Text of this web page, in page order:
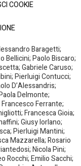
COOKIE
Baragetti;
Bellicini; Paolo Biscaro;
Gabriele Caruso;
Pierluigi Contucci;
D’Alessandris;
Delmonte;
Ferrante;
Francesca Gioia;
Giusy Iorlano;
Pierluigi Mantini;
Mazzarella; Rosario
Nicola Pini;
Rocchi; Emilio Sacchi;